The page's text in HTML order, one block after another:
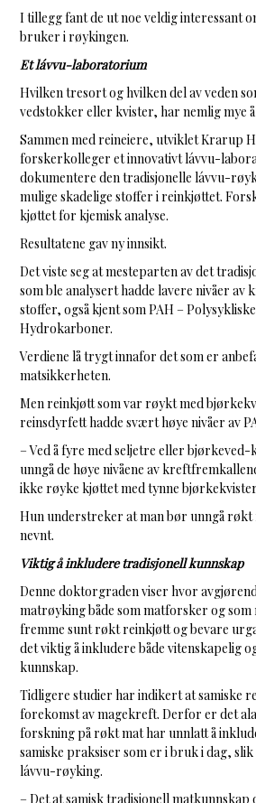
I tillegg fant de ut noe veldig interessant
bruker i røykingen.
Et lávvu-laboratorium
Hvilken tresort og hvilken del av veden
vedstokker eller kvister, har nemlig mye å
Sammen med reineiere, utviklet Krarup
forskerkolleger et innovativt lávvu-
dokumentere den tradisjonelle lávvu-
mulige skadelige stoffer i reinkjøttet.
kjøttet for kjemisk analyse.
Resultatene gav ny innsikt.
Det viste seg at mesteparten av det
som ble analysert hadde lavere nivåer av
stoffer, også kjent som PAH –
Hydrokarboner.
Verdiene lå trygt innafor det som er
matsikkerheten.
Men reinkjøtt som var røykt med
reinsdyrfett hadde svært høye nivåer av
– Ved å fyre med seljetre eller bjørkeved-
unngå de høye nivåene av
ikke røyke kjøttet med tynne
Hun understreker at man bør unngå
nevnt.
Viktig å inkludere tradisjonell kunnskap
Denne doktorgraden viser hvor
matrøyking både som matforsker og
fremme sunt røkt reinkjøtt og bevare
det viktig å inkludere både vitenskapelig
kunnskap.
Tidligere studier har indikert at samiske
forekomst av magekreft. Derfor er det
forskning på røkt mat har unnlatt å
samiske praksiser som er i bruk i dag, slik
lávvu-røyking.
– Det at samisk tradisjonell matkunnskap